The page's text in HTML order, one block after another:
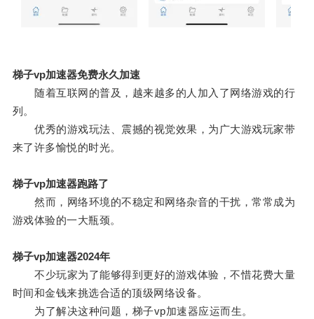
梯子vp加速器免费永久加速
随着互联网的普及，越来越多的人加入了网络游戏的行
列。
优秀的游戏玩法、震撼的视觉效果，为广大游戏玩家带
来了许多愉悦的时光。
梯子vp加速器跑路了
然而，网络环境的不稳定和网络杂音的干扰，常常成为
游戏体验的一大瓶颈。
梯子vp加速器2024年
不少玩家为了能够得到更好的游戏体验，不惜花费大量
时间和金钱来挑选合适的顶级网络设备。
为了解决这种问题，梯子vp加速器应运而生。